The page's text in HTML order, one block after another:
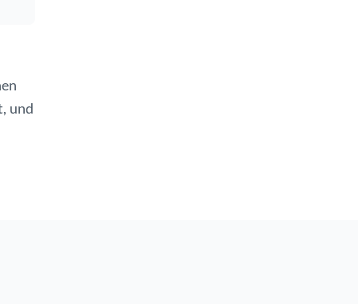
und